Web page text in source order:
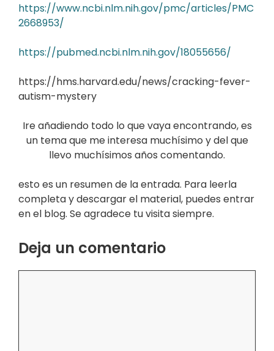
https://www.ncbi.nlm.nih.gov/pmc/articles/PMC
2668953/
https://pubmed.ncbi.nlm.nih.gov/18055656/
https://hms.harvard.edu/news/cracking-fever-
autism-mystery
Ire añadiendo todo lo que vaya encontrando, es
un tema que me interesa muchísimo y del que
llevo muchísimos años comentando.
esto es un resumen de la entrada. Para leerla
completa y descargar el material, puedes entrar
en el blog. Se agradece tu visita siempre.
Deja un comentario